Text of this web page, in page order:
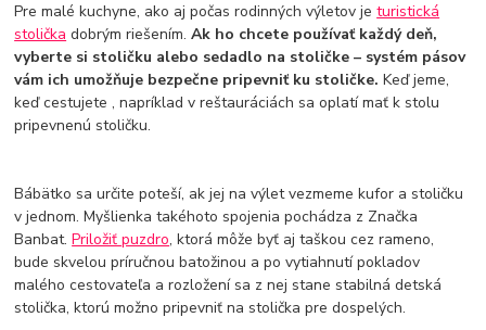
Pre malé kuchyne, ako aj počas rodinných výletov jeturistická
stolička dobrým riešením.Ak ho chcete používať každý deň,
vyberte si stoličku alebo sedadlo na stoličke – systém pásov
vám ich umožňuje bezpečne pripevniť ku stoličke. Keď jeme,
keď cestujete , napríklad v reštauráciách sa oplatí mať k stolu
pripevnenú stoličku.
Bábätko sa určite poteší, ak jej na výlet vezmeme kufor a stoličku
v jednom. Myšlienka takéhoto spojenia pochádza z Značka
Banbat.Priložiť puzdro, ktorá môže byť aj taškou cez rameno,
bude skvelou príručnou batožinou a po vytiahnutí pokladov
malého cestovateľa a rozložení sa z nej stane stabilná detská
stolička, ktorú možno pripevniť na stolička pre dospelých.